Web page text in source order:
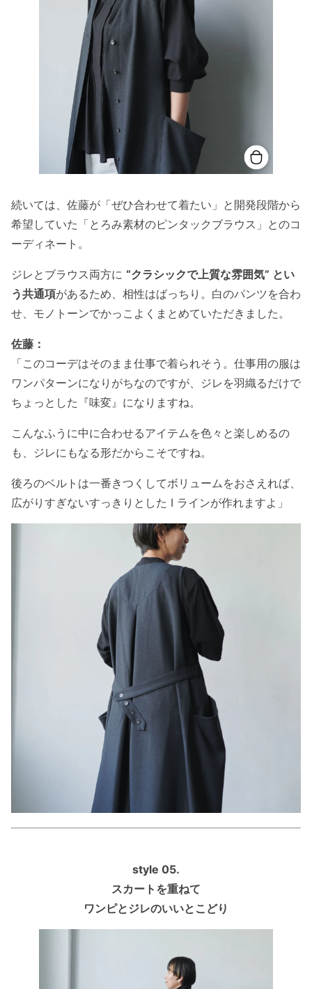
続いては、佐藤が「ぜひ合わせて着たい」と開発段階から
希望していた「とろみ素材のピンタックブラウス」とのコ
ーディネート。
ジレとブラウス両方に “クラシックで上質な雰囲気” とい
う共通項があるため、相性はばっちり。白のパンツを合わ
せ、モノトーンでかっこよくまとめていただきました。
佐藤：
「このコーデはそのまま仕事で着られそう。仕事用の服は
ワンパターンになりがちなのですが、ジレを羽織るだけで
ちょっとした『味変』になりますね。
こんなふうに中に合わせるアイテムを色々と楽しめるの
も、ジレにもなる形だからこそですね。
後ろのベルトは一番きつくしてボリュームをおさえれば、
広がりすぎないすっきりとした I ラインが作れますよ」
style 05.
スカートを重ねて
ワンピとジレのいいとこどり